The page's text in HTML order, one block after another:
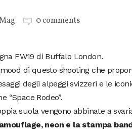
0 comments
FW19 di Buffalo London.
di questo shooting che
degli alpeggi svizzeri e le
“Space Rodeo”.
suola vengono abbinate a
neon e la stampa